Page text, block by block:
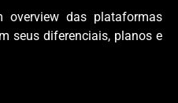
overview das plataformas
seus diferenciais, planos e